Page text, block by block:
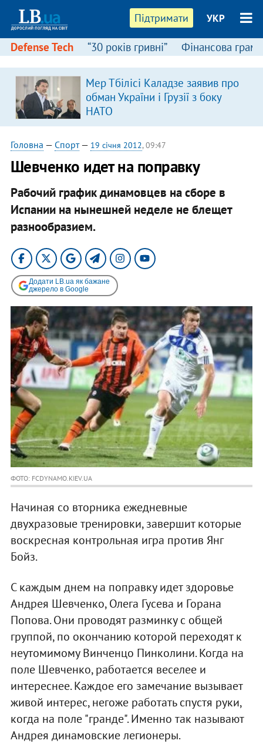
Підтримати УКР
Defense Tech “30 років гривні” Фінансова
Мер Тбілісі Каладзе заявив про
обман України і Грузії з боку
НАТО
Головна — Спорт— 19 січня 2012, 09:47
Шевченко идет на поправку
Рабочий график динамовцев на сборе в
Испании на нынешней неделе не блещет
разнообразием.
Додати LB.ua як бажане
джерело в Google
ФОТО: FCDYNAMO.KIEV.UA
Начиная со вторника ежедневные
двухразовые тренировки, завершит которые
воскресная контрольная игра против Янг
Бойз.
С каждым днем на поправку идет здоровье
Андрея Шевченко, Олега Гусева и Горана
Попова. Они проводят разминку с общей
группой, по окончанию которой переходят к
неутомимому Винченцо Пинколини. Когда на
поле Шевченко, работается веселее и
интереснее. Каждое его замечание вызывает
живой интерес, негоже работать спустя руки,
когда на поле "гранде". Именно так называют
Андрея динамовские легионеры.